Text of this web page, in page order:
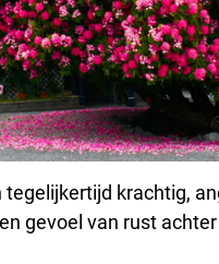
krachtig,
gevoel van rust